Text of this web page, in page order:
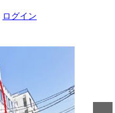
ログイン